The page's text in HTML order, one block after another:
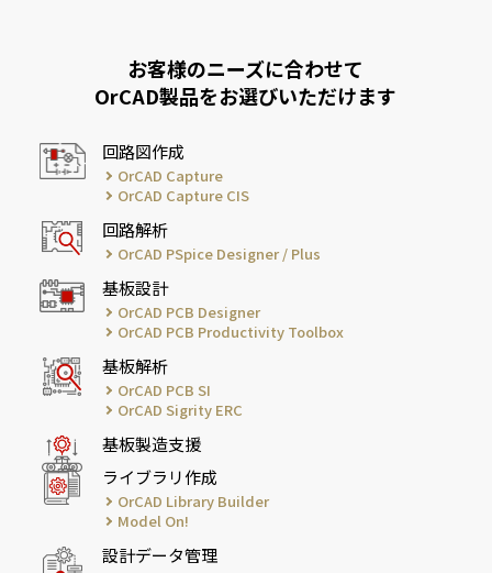
お客様のニーズに合わせて
OrCAD製品をお選びいただけます
回路図作成
OrCAD Capture
OrCAD Capture CIS
回路解析
OrCAD PSpice Designer / Plus
基板設計
OrCAD PCB Designer
OrCAD PCB Productivity Toolbox
基板解析
OrCAD PCB SI
OrCAD Sigrity ERC
基板製造支援
ライブラリ作成
OrCAD Library Builder
Model On!
設計データ管理